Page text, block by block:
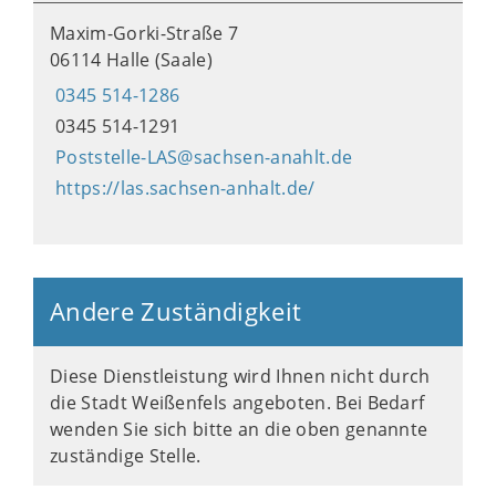
Maxim-Gorki-Straße 7
06114 Halle (Saale)
0345 514-1286
0345 514-1291
Poststelle-LAS@sachsen-anahlt.de
https://las.sachsen-anhalt.de/
Andere Zuständigkeit
Diese Dienstleistung wird Ihnen nicht durch
die Stadt Weißenfels angeboten. Bei Bedarf
wenden Sie sich bitte an die oben genannte
zuständige Stelle.